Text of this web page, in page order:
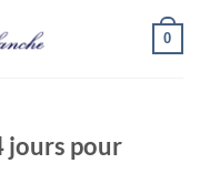
0
jours pour